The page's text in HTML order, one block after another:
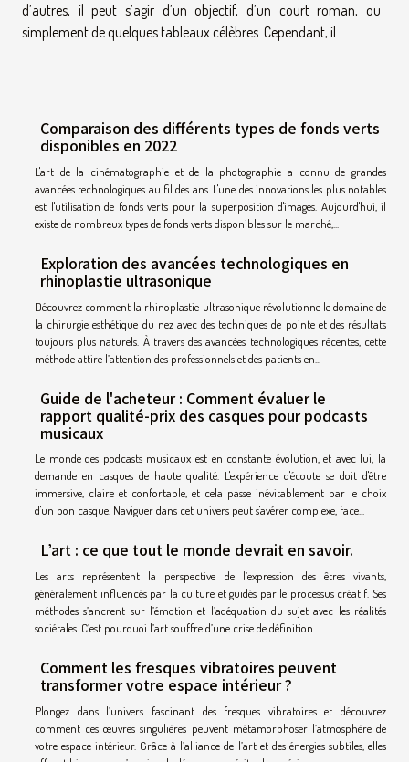
d’autres, il peut s’agir d’un objectif, d’un court roman, ou
simplement de quelques tableaux célèbres. Cependant, il...
Comparaison des différents types de fonds verts
disponibles en 2022
L'art de la cinématographie et de la photographie a connu de grandes
avancées technologiques au fil des ans. L'une des innovations les plus notables
est l'utilisation de fonds verts pour la superposition d'images. Aujourd'hui, il
existe de nombreux types de fonds verts disponibles sur le marché,...
Exploration des avancées technologiques en
rhinoplastie ultrasonique
Découvrez comment la rhinoplastie ultrasonique révolutionne le domaine de
la chirurgie esthétique du nez avec des techniques de pointe et des résultats
toujours plus naturels. À travers des avancées technologiques récentes, cette
méthode attire l’attention des professionnels et des patients en...
Guide de l'acheteur : Comment évaluer le
rapport qualité-prix des casques pour podcasts
musicaux
Le monde des podcasts musicaux est en constante évolution, et avec lui, la
demande en casques de haute qualité. L'expérience d'écoute se doit d'être
immersive, claire et confortable, et cela passe inévitablement par le choix
d'un bon casque. Naviguer dans cet univers peut s'avérer complexe, face...
L’art : ce que tout le monde devrait en savoir.
Les arts représentent la perspective de l’expression des êtres vivants,
généralement influencés par la culture et guidés par le processus créatif. Ses
méthodes s’ancrent sur l’émotion et l’adéquation du sujet avec les réalités
sociétales. C’est pourquoi l’art souffre d’une crise de définition...
Comment les fresques vibratoires peuvent
transformer votre espace intérieur ?
Plongez dans l’univers fascinant des fresques vibratoires et découvrez
comment ces œuvres singulières peuvent métamorphoser l’atmosphère de
votre espace intérieur. Grâce à l’alliance de l’art et des énergies subtiles, elles